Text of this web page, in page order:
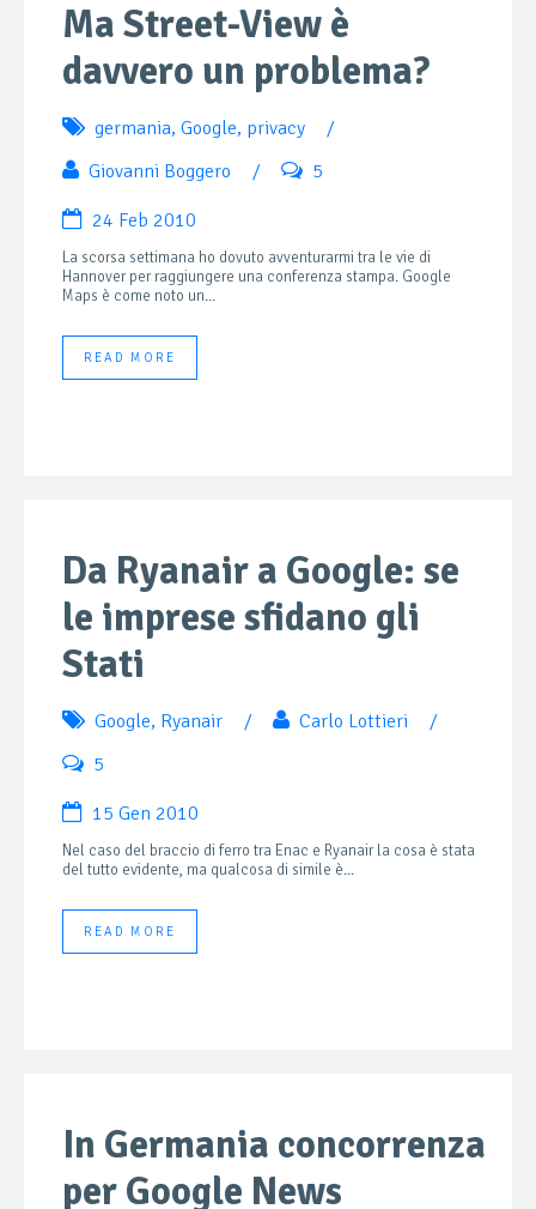
Ma Street-View è
davvero un problema?
germania, Google, privacy
/
Giovanni Boggero
/ 5
24 Feb 2010
La scorsa settimana ho dovuto avventurarmi tra le vie di
Hannover per raggiungere una conferenza stampa. Google
Maps è come noto un...
READ MORE
Da Ryanair a Google: se
le imprese sfidano gli
Stati
Google, Ryanair / Carlo Lottieri
/
5
15 Gen 2010
Nel caso del braccio di ferro tra Enac e Ryanair la cosa è stata
del tutto evidente, ma qualcosa di simile è...
READ MORE
In Germania concorrenza
per Google News